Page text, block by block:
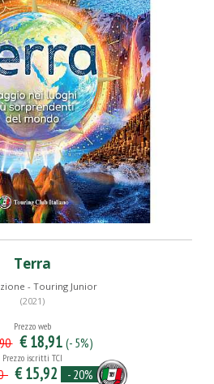
Terra
- Touring Junior
(2021)
Prezzo web
€ 18,91 (- 5%)
Prezzo iscritti TCI
€ 15,92 - 20%